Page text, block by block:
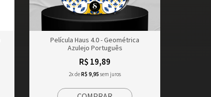
Película Haus 4.0 - Geométrica
Azulejo Português
R$ 19,89
2x deR$ 9,95 sem juros